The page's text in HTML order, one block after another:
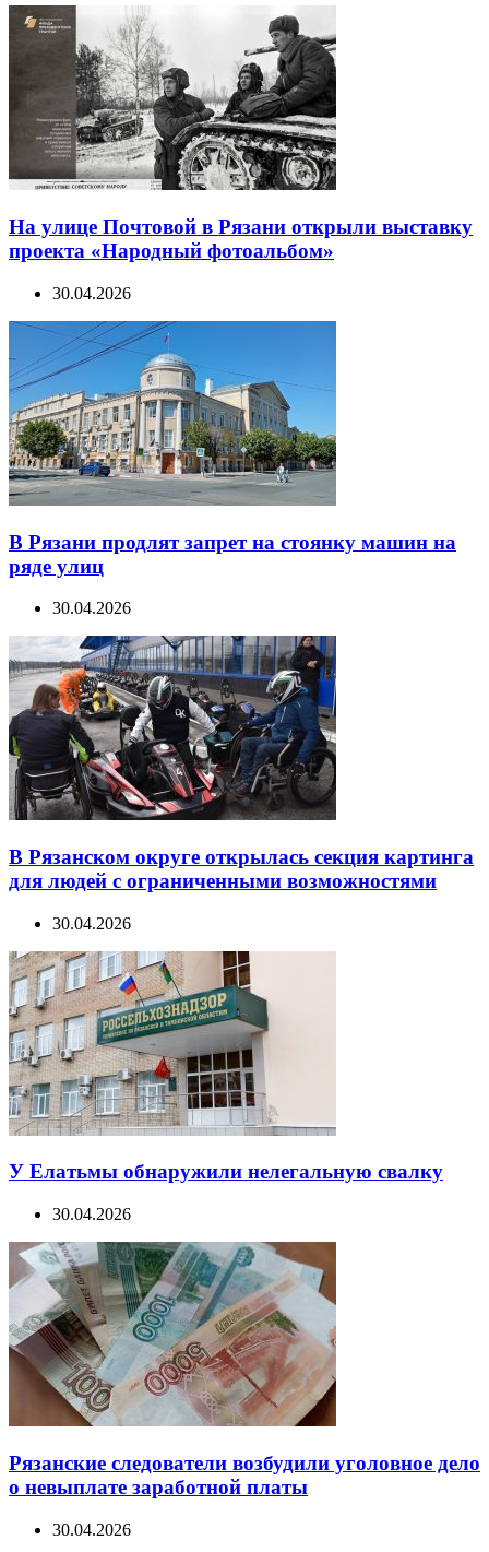
На улице Почтовой в Рязани открыли выставку
проекта «Народный фотоальбом»
30.04.2026
В Рязани продлят запрет на стоянку машин на
ряде улиц
30.04.2026
В Рязанском округе открылась секция картинга
для людей с ограниченными возможностями
30.04.2026
У Елатьмы обнаружили нелегальную свалку
30.04.2026
Рязанские следователи возбудили уголовное дело
о невыплате заработной платы
30.04.2026